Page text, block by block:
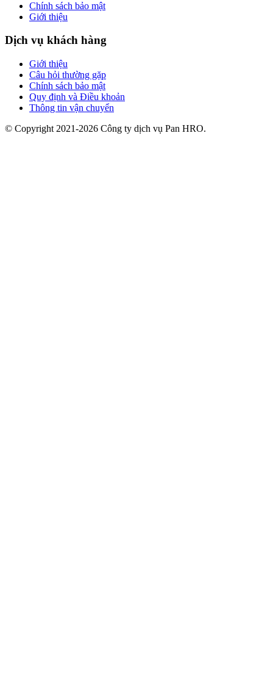
Chính sách bảo mật
Giới thiệu
Dịch vụ khách hàng
Giới thiệu
Câu hỏi thường gặp
Chính sách bảo mật
Quy định và Điều khoản
Thông tin vận chuyển
© Copyright 2021-2026 Công ty dịch vụ Pan HRO.